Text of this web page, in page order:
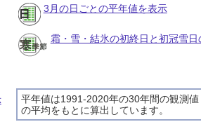
3月の日ごとの平年値を表示
霜・雪・結氷の初終日と初冠雪
平年値は1991-2020年の30年間の観測値
の平均をもとに算出しています。